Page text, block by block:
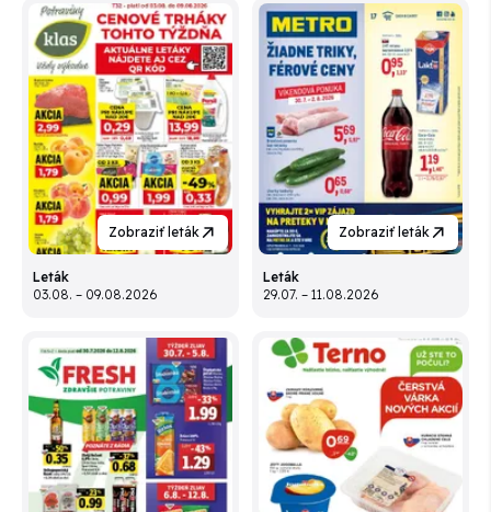
Zobraziť leták
Leták
03.08. – 09.08.2026
Zobraziť leták
Leták
29.07. – 11.08.2026